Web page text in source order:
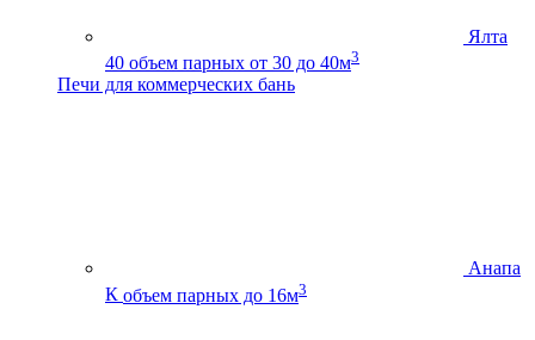
Ялта
40 объем парных от 30 до 40м3
Печи для коммерческих бань
Анапа
К объем парных до 16м3